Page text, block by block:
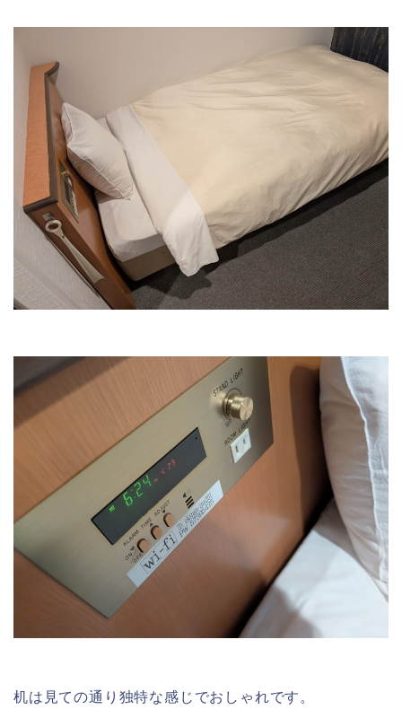
机は見ての通り独特な感じでおしゃれです。